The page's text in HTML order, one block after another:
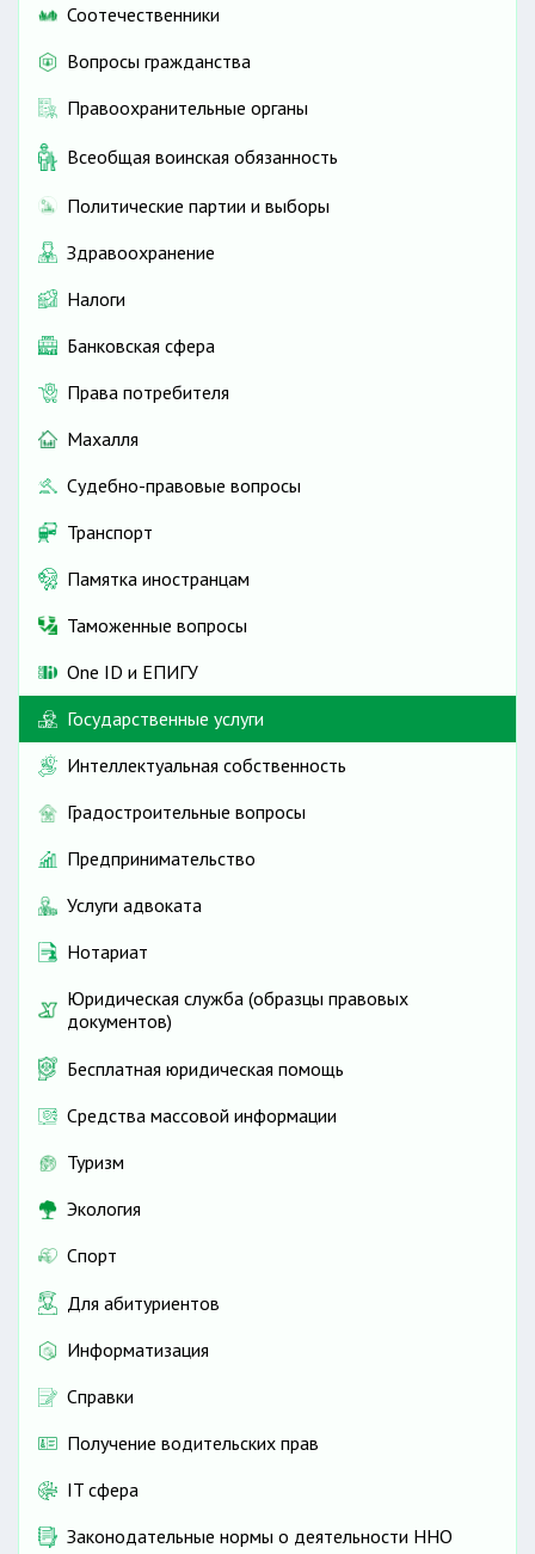
Соотечественники
Вопросы гражданства
Правоохранительные органы
Всеобщая воинская обязанность
Политические партии и выборы
Здравоохранение
Налоги
Банковская сфера
Права потребителя
Махалля
Судебно-правовые вопросы
Транспорт
Памятка иностранцам
Таможенные вопросы
One ID и ЕПИГУ
Государственные услуги
Интеллектуальная собственность
Градостроительные вопросы
Предпринимательство
Услуги адвоката
Нотариат
Юридическая служба (образцы правовых
документов)
Бесплатная юридическая помощь
Средства массовой информации
Туризм
Экология
Спорт
Для абитуриентов
Информатизация
Справки
Получение водительских прав
IT сфера
Законодательные нормы о деятельности ННО